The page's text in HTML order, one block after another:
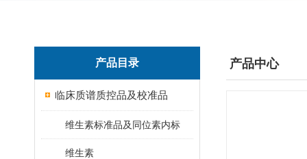
产品目录
临床质谱质控品及校准品
维生素标准品及同位素内标
维生素
产品中心